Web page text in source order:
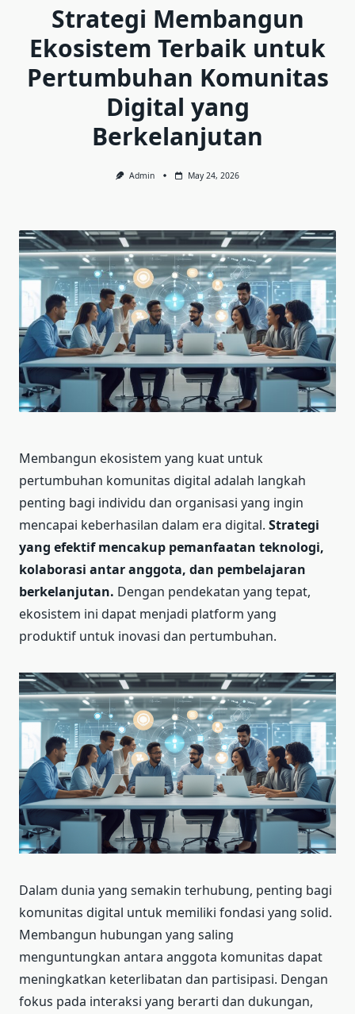
Strategi Membangun
Ekosistem Terbaik untuk
Pertumbuhan Komunitas
Digital yang
Berkelanjutan
Admin May 24, 2026
Membangun ekosistem yang kuat untuk
pertumbuhan komunitas digital adalah langkah
penting bagi individu dan organisasi yang ingin
mencapai keberhasilan dalam era digital. Strategi
yang efektif mencakup pemanfaatan teknologi,
kolaborasi antar anggota, dan pembelajaran
berkelanjutan. Dengan pendekatan yang tepat,
ekosistem ini dapat menjadi platform yang
produktif untuk inovasi dan pertumbuhan.
Dalam dunia yang semakin terhubung, penting bagi
komunitas digital untuk memiliki fondasi yang solid.
Membangun hubungan yang saling
menguntungkan antara anggota komunitas dapat
meningkatkan keterlibatan dan partisipasi. Dengan
fokus pada interaksi yang berarti dan dukungan,